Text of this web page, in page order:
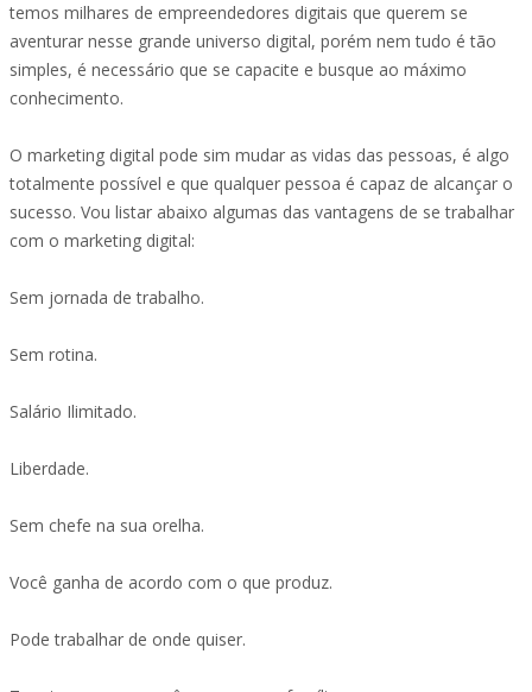
temos milhares de empreendedores digitais que querem se
aventurar nesse grande universo digital, porém nem tudo é tão
simples, é necessário que se capacite e busque ao máximo
conhecimento.
O marketing digital pode sim mudar as vidas das pessoas, é algo
totalmente possível e que qualquer pessoa é capaz de alcançar o
sucesso. Vou listar abaixo algumas das vantagens de se trabalhar
com o marketing digital:
Sem jornada de trabalho.
Sem rotina.
Salário Ilimitado.
Liberdade.
Sem chefe na sua orelha.
Você ganha de acordo com o que produz.
Pode trabalhar de onde quiser.